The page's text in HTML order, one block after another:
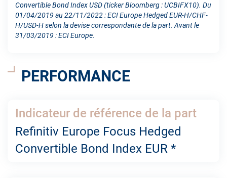
Convertible Bond Index USD (ticker Bloomberg : UCBIFX10). Du
01/04/2019 au 22/11/2022 : ECI Europe Hedged EUR-H/CHF-
H/USD-H selon la devise correspondante de la part. Avant le
31/03/2019 : ECI Europe.
PERFORMANCE
Indicateur de référence de la part
Refinitiv Europe Focus Hedged
Convertible Bond Index EUR *